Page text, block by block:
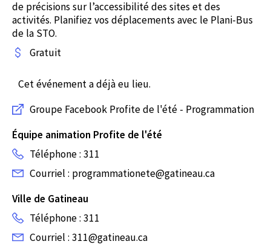
de précisions sur l’accessibilité des sites et des
activités. Planifiez vos déplacements avec le Plani-Bus
de la STO.
Gratuit
Cet événement a déjà eu lieu.
Groupe Facebook Profite de l'été - Programmation
Équipe animation Profite de l'été
Téléphone : 311
Courriel : programmationete@gatineau.ca
Ville de Gatineau
Téléphone : 311
Courriel : 311@gatineau.ca